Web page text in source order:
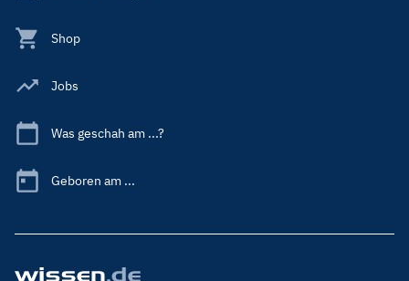
Shop
Jobs
Was geschah am ...?
Geboren am ...